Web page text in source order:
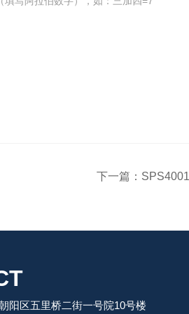
下一篇：
阳区五里桥二街一号院10号楼